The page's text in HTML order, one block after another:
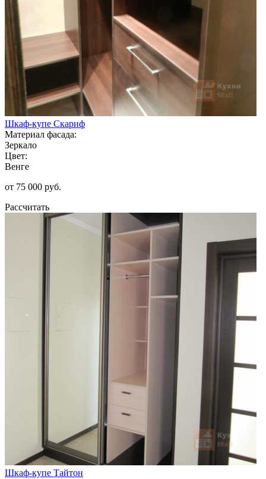
Шкаф-купе Скариф
Материал фасада:
Зеркало
Цвет:
Венге
от 75 000 руб.
Рассчитать
Шкаф-купе Тайтон